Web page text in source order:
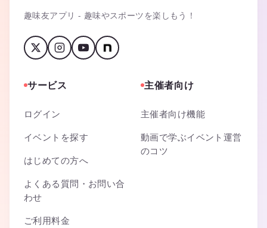
趣味友アプリ - 趣味やスポーツを楽しもう！
サービス
ログイン
イベントを探す
はじめての方へ
よくある質問・お問い合
わせ
ご利用料金
主催者向け
主催者向け機能
動画で学ぶイベント運営
のコツ